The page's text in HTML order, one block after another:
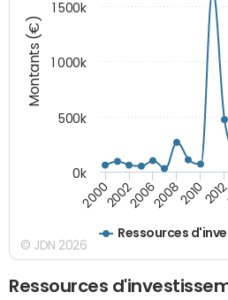
Montants (€)
Ressources
200020022006200820102012
0k
500k
1 000k
1 500k
© JDN 2026
Ressources